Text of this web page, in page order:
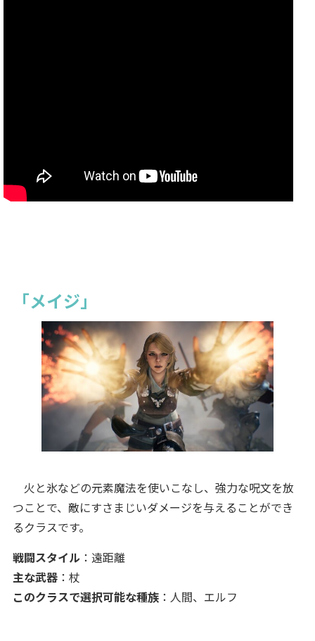
「メイジ」
火と氷などの元素魔法を使いこなし、強力な呪文を放
つことで、敵にすさまじいダメージを与えることができ
るクラスです。
戦闘スタイル ：遠距離
主な武器：杖
このクラスで選択可能な種族：人間、エルフ